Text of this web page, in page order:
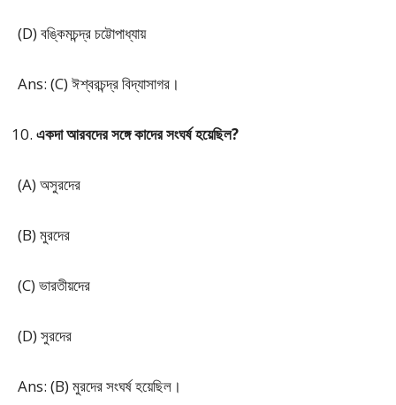
(D) বঙ্কিমচন্দ্র চট্টোপাধ্যায়
Ans: (C) ঈশ্বরচন্দ্র বিদ্যাসাগর।
একদা আরবদের সঙ্গে কাদের সংঘর্ষ হয়েছিল?
(A) অসুরদের
(B) মুরদের
(C) ভারতীয়দের
(D) সুরদের
Ans: (B) মুরদের সংঘর্ষ হয়েছিল।